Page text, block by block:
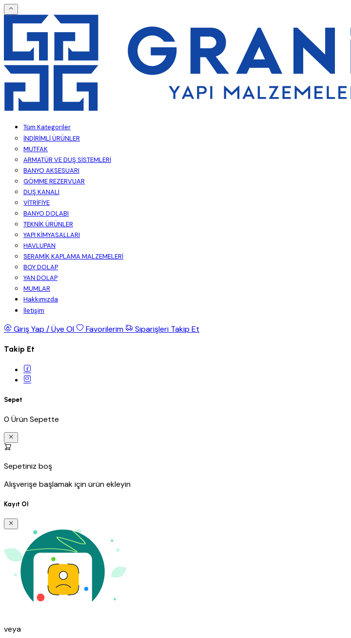
Tüm Kategoriler
İNDİRİMLİ ÜRÜNLER
MUTFAK
ARMATÜR VE DUŞ SİSTEMLERİ
BANYO AKSESUARI
GÖMME REZERVUAR
DUŞ KANALI
VİTRİFİYE
BANYO DOLABI
TEKNİK ÜRÜNLER
YAPI KİMYASALLARI
HAVLUPAN
SERAMİK KAPLAMA MALZEMELERİ
BOY DOLAP
YAN DOLAP
MUMLAR
Hakkımızda
İletişim
Giriş Yap / Üye Ol Favorilerim Siparişleri Takip Et
Takip Et
Sepet
0 Ürün Sepette
Sepetiniz boş
Alışverişe başlamak için ürün ekleyin
Kayıt Ol
veya